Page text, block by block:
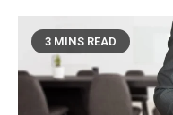
3 MINS READ